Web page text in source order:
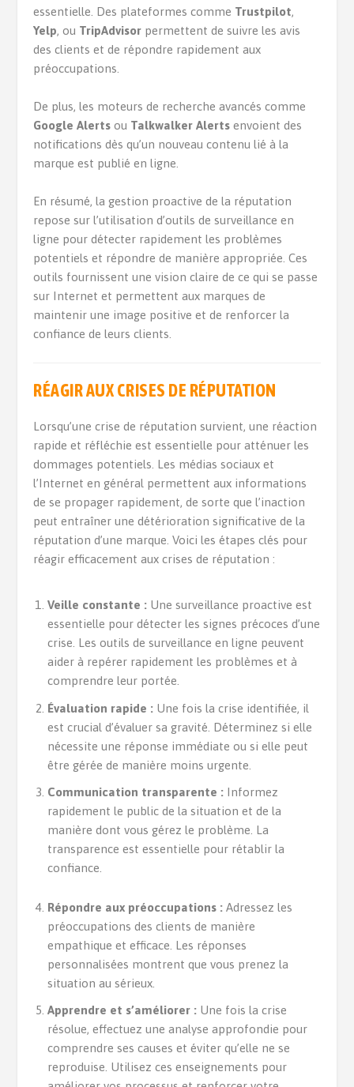
essentielle. Des plateformes comme Trustpilot,
Yelp, ou TripAdvisor permettent de suivre les avis
des clients et de répondre rapidement aux
préoccupations.
De plus, les moteurs de recherche avancés comme
Google Alertsou Talkwalker Alertsenvoient des
notifications dès qu’un nouveau contenu lié à la
marque est publié en ligne.
En résumé, la gestion proactive de la réputation
repose sur l’utilisation d’outils de surveillance en
ligne pour détecter rapidement les problèmes
potentiels et répondre de manière appropriée. Ces
outils fournissent une vision claire de ce qui se passe
sur Internet et permettent aux marques de
maintenir une image positive et de renforcer la
confiance de leurs clients.
RÉAGIR AUX CRISES DE RÉPUTATION
Lorsqu’une crise de réputation survient, une réaction
rapide et réfléchie est essentielle pour atténuer les
dommages potentiels. Les médias sociaux et
l’Internet en général permettent aux informations
de se propager rapidement, de sorte que l’inaction
peut entraîner une détérioration significative de la
réputation d’une marque. Voici les étapes clés pour
réagir efficacement aux crises de réputation :
Veille constante :Une surveillance proactive est
essentielle pour détecter les signes précoces d’une
crise. Les outils de surveillance en ligne peuvent
aider à repérer rapidement les problèmes et à
comprendre leur portée.
Évaluation rapide :Une fois la crise identifiée, il
est crucial d’évaluer sa gravité. Déterminez si elle
nécessite une réponse immédiate ou si elle peut
être gérée de manière moins urgente.
Communication transparente :Informez
rapidement le public de la situation et de la
manière dont vous gérez le problème. La
transparence est essentielle pour rétablir la
confiance.
Répondre aux préoccupations :Adressez les
préoccupations des clients de manière
empathique et efficace. Les réponses
personnalisées montrent que vous prenez la
situation au sérieux.
Apprendre et s’améliorer :Une fois la crise
résolue, effectuez une analyse approfondie pour
comprendre ses causes et éviter qu’elle ne se
reproduise. Utilisez ces enseignements pour